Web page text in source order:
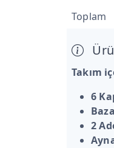
Toplam
Takım
6
2